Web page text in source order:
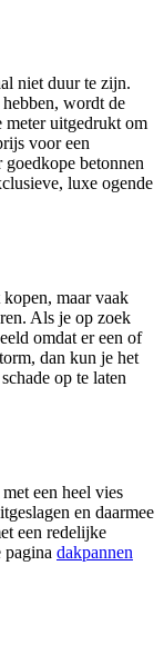
niet duur te zijn.
wordt de
meter uitgedrukt om
voor een
betonnen
luxe ogende
maar vaak
Als je op zoek
omdat er een of
dan kun je het
op te laten
een heel vies
en daarmee
een redelijke
dakpannen